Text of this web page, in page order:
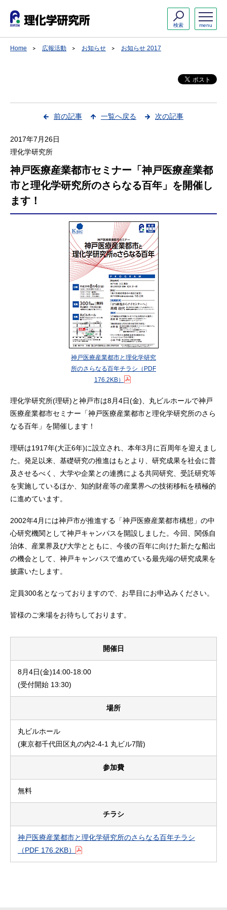
menu
検索
Home 広報活動 お知らせ お知らせ 2017
前の記事 一覧へ戻る 次の記事
2017年7月26日
理化学研究所
神戸医療産業都市セミナー「神戸医療産業都
市と理化学研究所のさらなる百年」を開催し
ます！
神戸医療産業都市と理化学研究
所のさらなる百年チラシ （PDF
176.2KB）
理化学研究所(理研)と神戸市は8月4日(金)、丸ビルホールで神戸
医療産業都市セミナー「神戸医療産業都市と理化学研究所のさら
なる百年」を開催します！
理研は1917年(大正6年)に設立され、本年3月に百周年を迎えまし
た。発足以来、基礎研究の推進はもとより、研究成果を社会に普
及させるべく、大学や企業との連携による共同研究、受託研究等
を実施しているほか、知的財産等の産業界への技術移転を積極的
に進めています。
2002年4月には神戸市が推進する「神戸医療産業都市構想」の中
心研究機関として神戸キャンパスを開設しました。今回、関係自
治体、産業界及び大学とともに、今後の百年に向けた新たな船出
の機会として、神戸キャンパスで進めている最先端の研究成果を
披露いたします。
定員300名となっておりますので、お早目にお申込みください。
皆様のご来場をお待ちしております。
開催日
8月4日(金)14:00-18:00
(受付開始 13:30)
場所
丸ビルホール
(東京都千代田区丸の内2-4-1 丸ビル7階)
参加費
無料
チラシ
神戸医療産業都市と理化学研究所のさらなる百年チラシ
（PDF 176.2KB）